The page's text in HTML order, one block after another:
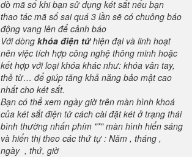
dò mã số khi bạn sử dụng két sắt nếu bạn
thao tác mã số sai quá 3 lần sẽ có chuông báo
động vang lên để cảnh báo
Với dòng khóa điện tửhiện đại và linh hoạt
nên việc tích hợp công nghệ thông minh hoặc
kết hợp với loại khóa khác như: khóa vân tay,
thẻ từ… để giúp tăng khả năng bảo mật cao
nhất cho két sắt.
Bạn có thể xem ngày giờ trên màn hình khoá
của két sắt điện tử cách cài đặt két ở trạng thái
bình thường nhấn phím "*" màn hình hiển sáng
và hiển thị theo các thứ tự : Năm , tháng ,
ngày , thứ, giờ